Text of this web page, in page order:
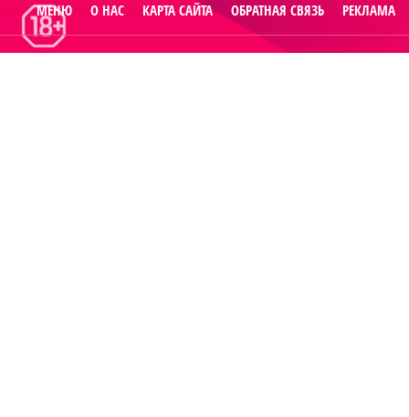
МЕНЮ О НАС КАРТА САЙТА ОБРАТНАЯ СВЯЗЬ РЕКЛАМА